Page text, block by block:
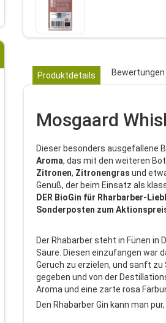
Produktdetails Bewertungen
Mosgaard
Dieser besonders ausgefallene
Aroma, das mit den weiteren
Zitronen, Zitronengras und
Genuß, der beim Einsatz als
DER BioGin für Rharbarber-
Sonderposten zum
Der Rhabarber steht in Fünen
Säure. Diesen einzufangen war
Geruch zu erzielen, und sanft
gegeben und von der
Aroma und eine zarte rosa
Den Rhabarber Gin kann man